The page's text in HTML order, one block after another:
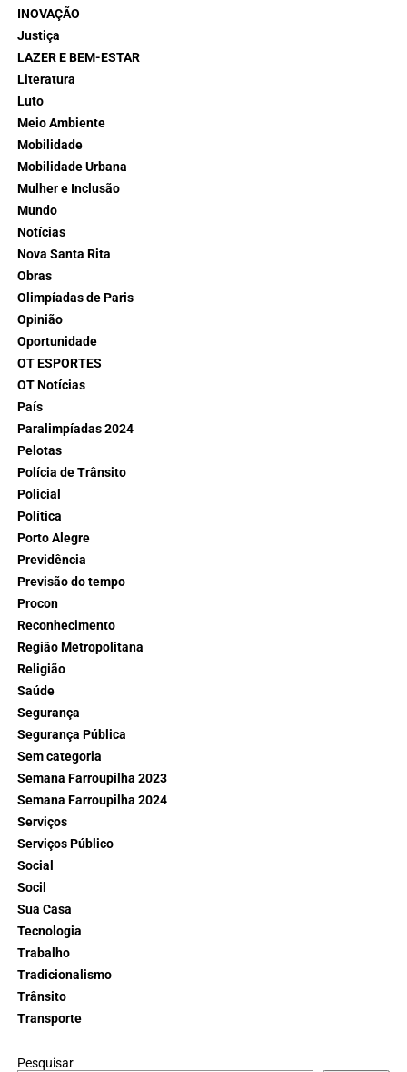
INOVAÇÃO
Justiça
LAZER E BEM-ESTAR
Literatura
Luto
Meio Ambiente
Mobilidade
Mobilidade Urbana
Mulher e Inclusão
Mundo
Notícias
Nova Santa Rita
Obras
Olimpíadas de Paris
Opinião
Oportunidade
OT ESPORTES
OT Notícias
País
Paralimpíadas 2024
Pelotas
Polícia de Trânsito
Policial
Política
Porto Alegre
Previdência
Previsão do tempo
Procon
Reconhecimento
Região Metropolitana
Religião
Saúde
Segurança
Segurança Pública
Sem categoria
Semana Farroupilha 2023
Semana Farroupilha 2024
Serviços
Serviços Público
Social
Socil
Sua Casa
Tecnologia
Trabalho
Tradicionalismo
Trânsito
Transporte
Pesquisar